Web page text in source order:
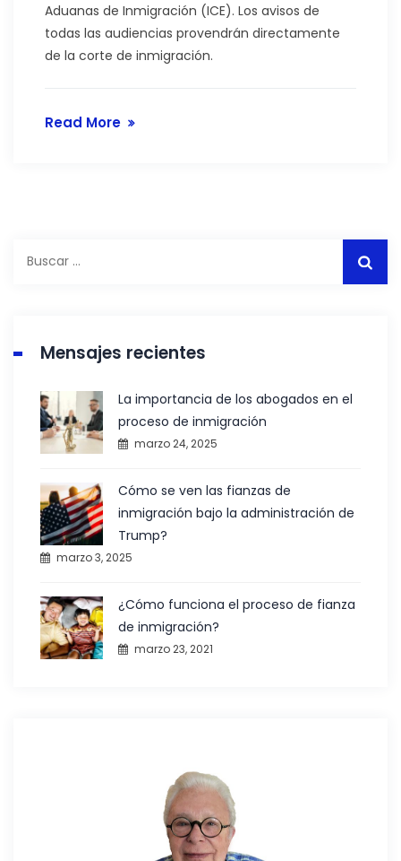
Aduanas de Inmigración (ICE). Los avisos de
todas las audiencias provendrán directamente
de la corte de inmigración.
Read More
Mensajes recientes
La importancia de los abogados en el
proceso de inmigración
marzo 24, 2025
Cómo se ven las fianzas de
inmigración bajo la administración de
Trump?
marzo 3, 2025
¿Cómo funciona el proceso de fianza
de inmigración?
marzo 23, 2021